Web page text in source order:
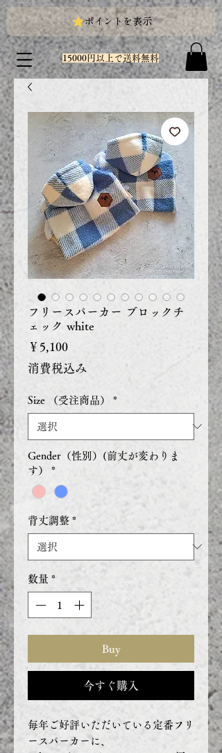
ポイントを表示
15000円以上で送料無料
フリースパーカー ブロックチ
ェック white
￥5,100価
格
消費税込み
Size （受注商品） *
Gender（性別）(前丈が変わりま
す）
*
背丈調整 *
数量 *
Buy
今すぐ購入
毎年ご好評いただいている定番フリ
ースパーカーに、